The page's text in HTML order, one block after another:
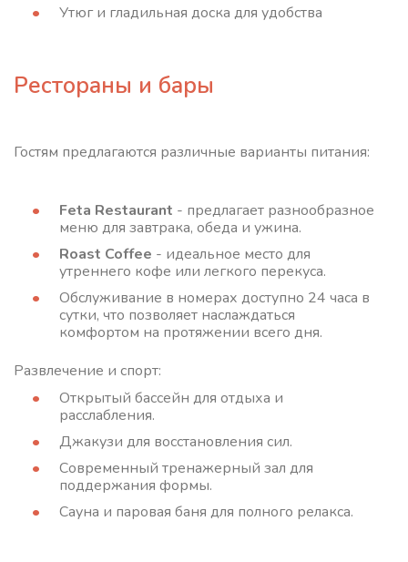
Утюг и гладильная доска для удобства
Рестораны и бары
Гостям предлагаются различные варианты питания:
Feta Restaurant - предлагает разнообразное
меню для завтрака, обеда и ужина.
Roast Coffee - идеальное место для
утреннего кофе или легкого перекуса.
Обслуживание в номерах доступно 24 часа в
сутки, что позволяет наслаждаться
комфортом на протяжении всего дня.
Развлечение и спорт:
Открытый бассейн для отдыха и
расслабления.
Джакузи для восстановления сил.
Современный тренажерный зал для
поддержания формы.
Сауна и паровая баня для полного релакса.